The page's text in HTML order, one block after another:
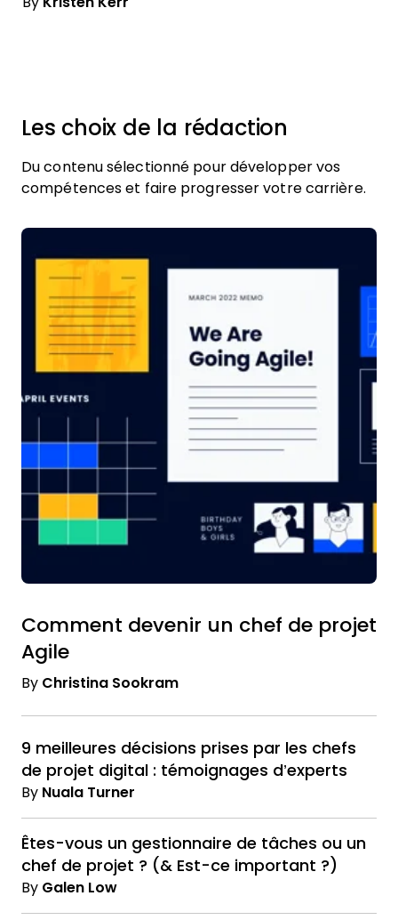
Les choix de la rédaction
Du contenu sélectionné pour développer vos
compétences et faire progresser votre carrière.
Comment devenir un chef de projet
Agile
By Christina Sookram
9 meilleures décisions prises par les chefs
de projet digital : témoignages d’experts
By Nuala Turner
Êtes-vous un gestionnaire de tâches ou un
chef de projet ? (& Est-ce important ?)
By Galen Low